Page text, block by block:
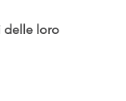
delle loro